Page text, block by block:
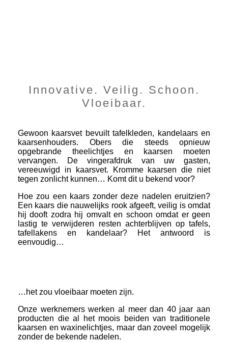
Innovative. Veilig. Schoon.
Vloeibaar.
Gewoon kaarsvet bevuilt tafelkleden, kandelaars en
kaarsenhouders. Obers die steeds opnieuw
opgebrande theelichtjes en kaarsen moeten
vervangen. De vingerafdruk van uw gasten,
vereeuwigd in kaarsvet. Kromme kaarsen die niet
tegen zonlicht kunnen… Komt dit u bekend voor?
Hoe zou een kaars zonder deze nadelen eruitzien?
Een kaars die nauwelijks rook afgeeft, veilig is omdat
hij dooft zodra hij omvalt en schoon omdat er geen
lastig te verwijderen resten achterblijven op tafels,
tafellakens en kandelaar? Het antwoord is
eenvoudig…
…het zou vloeibaar moeten zijn.
Onze werknemers werken al meer dan 40 jaar aan
producten die al het moois beiden van traditionele
kaarsen en waxinelichtjes, maar dan zoveel mogelijk
zonder de bekende nadelen.